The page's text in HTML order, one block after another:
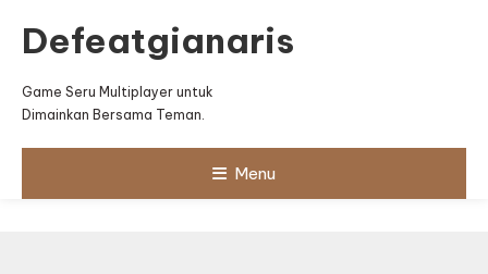
Defeatgianaris
Game Seru Multiplayer untuk
Dimainkan Bersama Teman.
Menu